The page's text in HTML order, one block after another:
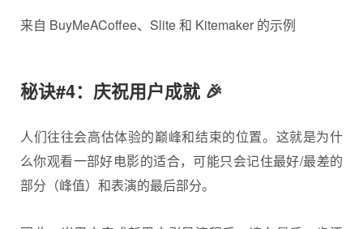
来自 BuyMeACoffee、Slite 和 Kitemaker 的示例
秘诀#4：庆祝用户成就 🎉
人们往往会高估体验的巅峰和结束的位置。这就是为什
么你观看一部好电影的适合，可能只会记住最好/最差的
部分（峰值）和表演的最后部分。